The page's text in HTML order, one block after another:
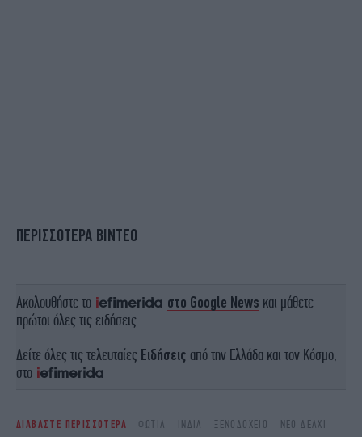
ΠΕΡΙΣΣΟΤΕΡΑ ΒΙΝΤΕΟ
Ακολουθήστε το στο Google News και μάθετε
πρώτοι όλες τις ειδήσεις
Δείτε όλες τις τελευταίες Ειδήσεις από την Ελλάδα και τον Κόσμο,
στο
ΔΙΑΒΑΣΤΕ ΠΕΡΙΣΣΟΤΕΡΑ ΦΩΤΙΆ ΙΝΔΊΑ ΞΕΝΟΔΟΧΕΊΟ ΝΈΟ ΔΕΛΧΊ